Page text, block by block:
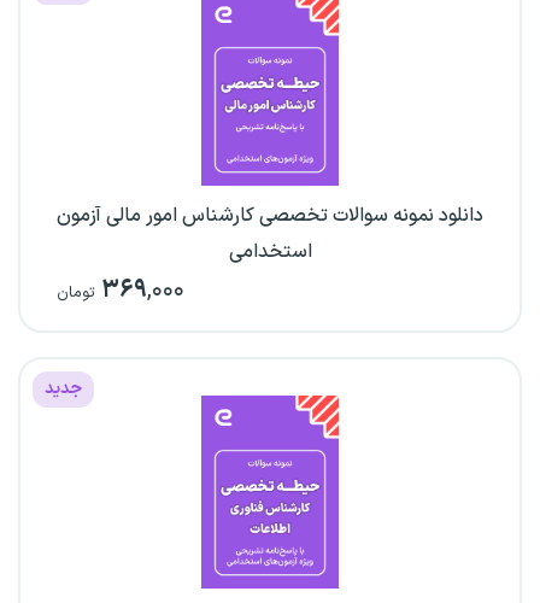
دانلود نمونه سوالات تخصصی کارشناس امور مالی آزمون
استخدامی
۳۶۹,۰۰۰ تومان
جدید